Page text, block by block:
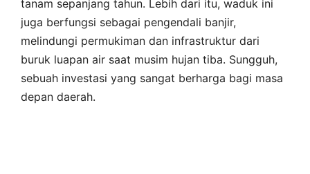
tanam sepanjang tahun. Lebih dari itu, waduk ini
juga berfungsi sebagai pengendali banjir,
melindungi permukiman dan infrastruktur dari
buruk luapan air saat musim hujan tiba. Sungguh,
sebuah investasi yang sangat berharga bagi masa
depan daerah.